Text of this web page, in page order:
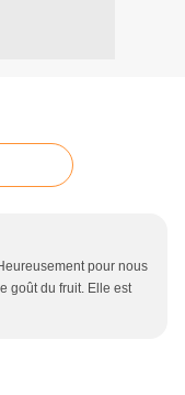
pour nous
goût du fruit. Elle est